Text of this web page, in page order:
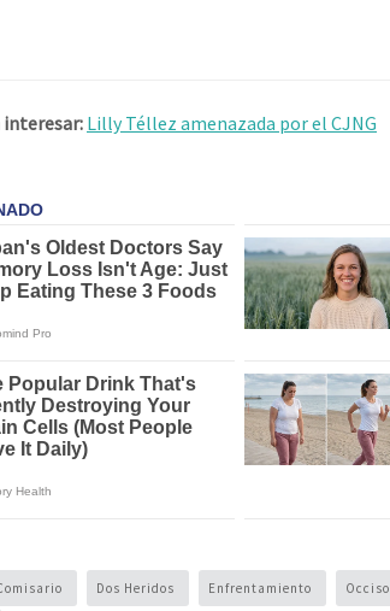
Lilly Téllez amenazada por el CJNG
Dos Heridos Enfrentamiento Occiso